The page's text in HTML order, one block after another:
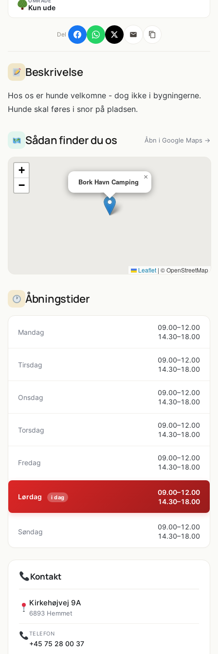
Kun ude
Del
Beskrivelse
Hos os er hunde velkomne - dog ikke i bygningerne.
Hunde skal føres i snor på pladsen.
Sådan finder du os Åbn i Google Maps →
Bork Havn Camping
×
+
−
Leaflet | © OpenStreetMap
Åbningstider
Mandag
09.00–12.00
14.30–18.00
Tirsdag
09.00–12.00
14.30–18.00
Onsdag
09.00–12.00
14.30–18.00
Torsdag
09.00–12.00
14.30–18.00
Fredag
09.00–12.00
14.30–18.00
Lørdag i dag
09.00–12.00
14.30–18.00
Søndag
09.00–12.00
14.30–18.00
Kontakt
Kirkehøjvej 9A
6893 Hemmet
TELEFON
+45 75 28 00 37